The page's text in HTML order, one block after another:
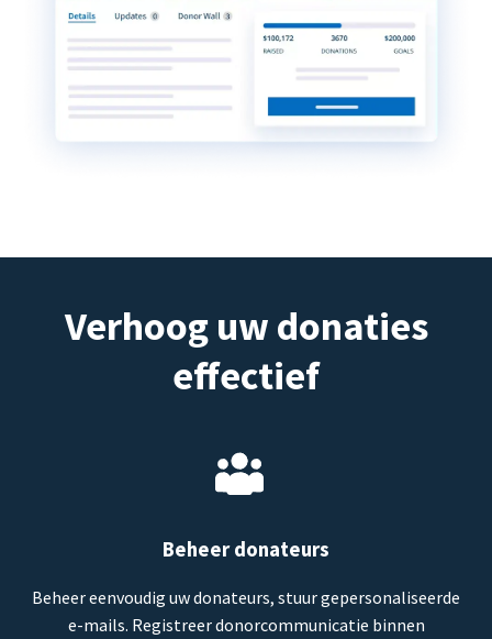
Verhoog uw donaties
effectief
Beheer donateurs
Beheer eenvoudig uw donateurs, stuur gepersonaliseerde
e-mails. Registreer donorcommunicatie binnen